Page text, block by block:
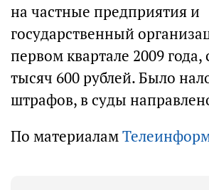
на частные предприятия и
государственный
первом квартале 2009 года,
тысяч 600 рублей. Было
штрафов, в суды
По материалам